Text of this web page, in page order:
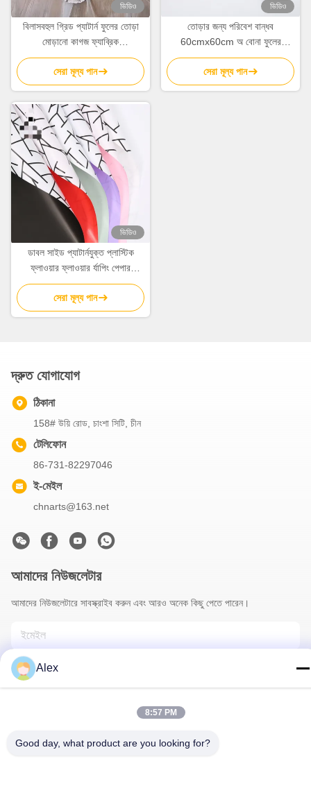
ভিডিও
বিলাসবহুল গ্রিড প্যাটার্ন ফুলের তোড়া
মোড়ানো কাগজ ফ্যাব্রিক
150cmx50cm ফ্লোরিস্ট প্যাকিং
ফ্যাব্রিক
সেরা মূল্য পান
ভিডিও
তোড়ার জন্য পরিবেশ বান্ধব
60cmx60cm অ বোনা ফুলের
মোড়ানো কাগজের শীট
সেরা মূল্য পান
ভিডিও
ডাবল সাইড প্যাটার্নযুক্ত প্লাস্টিক
ফ্লাওয়ার ফ্লাওয়ার র্যাপিং পেপার
58cm*58cm
সেরা মূল্য পান
দ্রুত যোগাযোগ
ঠিকানা
158# উয়ি রোড, চাংশা সিটি, চীন
টেলিফোন
86-731-82297046
ই-মেইল
chnarts@163.net
আমাদের নিউজলেটার
আমাদের নিউজলেটারে সাবস্ক্রাইব করুন এবং আরও অনেক কিছু পেতে পারেন।
আমাদের সাথে যোগাযোগ
Alex
8:57 PM
Good day, what product are you looking for?